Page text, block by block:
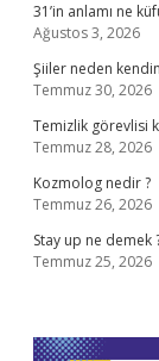
31’in anlamı ne
Ağustos 3, 2026
Şiiler neden
Temmuz 30, 2026
Temizlik görevlisi
Temmuz 28, 2026
Kozmolog nedir ?
Temmuz 26, 2026
Stay up ne demek
Temmuz 25, 2026